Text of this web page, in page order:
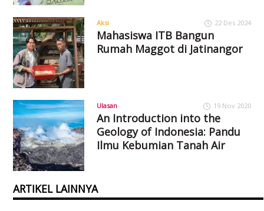
Aksi 22 Des 2024
Mahasiswa ITB Bangun
Rumah Maggot di Jatinangor
Ulasan 19 Nov 2020
An Introduction into the
Geology of Indonesia: Pandu
Ilmu Kebumian Tanah Air
ARTIKEL LAINNYA